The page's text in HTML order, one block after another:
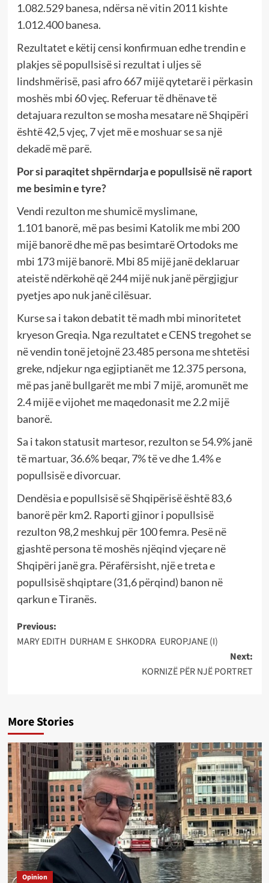
1.082.529 banesa, ndërsa në vitin 2011 kishte
1.012.400 banesa.
Rezultatet e këtij censi konfirmuan edhe trendin e
plakjes së popullsisë si rezultat i uljes së
lindshmërisë, pasi afro 667 mijë qytetarë i përkasin
moshës mbi 60 vjeç. Referuar të dhënave të
detajuara rezulton se mosha mesatare në Shqipëri
është 42,5 vjeç, 7 vjet më e moshuar se sa një
dekadë më parë.
Por si paraqitet shpërndarja e popullsisë në raport
me besimin e tyre?
Vendi rezulton me shumicë myslimane,
1.101 banorë, më pas besimi Katolik me mbi 200
mijë banorë dhe më pas besimtarë Ortodoks me
mbi 173 mijë banorë. Mbi 85 mijë janë deklaruar
ateistë ndërkohë që 244 mijë nuk janë përgjigjur
pyetjes apo nuk janë cilësuar.
Kurse sa i takon debatit të madh mbi minoritetet
kryeson Greqia. Nga rezultatet e CENS tregohet se
në vendin tonë jetojnë 23.485 persona me shtetësi
greke, ndjekur nga egjiptianët me 12.375 persona,
më pas janë bullgarët me mbi 7 mijë, aromunët me
2.4 mijë e vijohet me maqedonasit me 2.2 mijë
banorë.
Sa i takon statusit martesor, rezulton se 54.9% janë
të martuar, 36.6% beqar, 7% të ve dhe 1.4% e
popullsisë e divorcuar.
Dendësia e popullsisë së Shqipërisë është 83,6
banorë për km2. Raporti gjinor i popullsisë
rezulton 98,2 meshkuj për 100 femra. Pesë në
gjashtë persona të moshës njëqind vjeçare në
Shqipëri janë gra. Përafërsisht, një e treta e
popullsisë shqiptare (31,6 përqind) banon në
qarkun e Tiranës.
Post
navigation
Previous:
MARY EDITH DURHAM E SHKODRA EUROPJANE (I)
Next:
KORNIZË PËR NJË PORTRET
More Stories
Opinion